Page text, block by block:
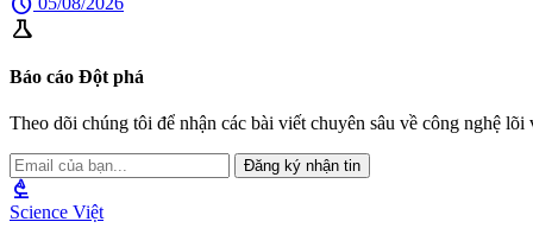
science
Báo cáo Đột phá
Theo dõi chúng tôi để nhận các bài viết chuyên sâu về công nghệ
Đăng ký nhận tin
biotech
Science Việt